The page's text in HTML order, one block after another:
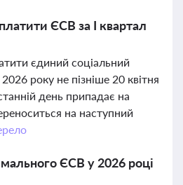
ЄСВ за І квартал
єдиний соціальний
року не пізніше 20 квітня
день припадає на
на наступний
ЄСВ у 2026 році